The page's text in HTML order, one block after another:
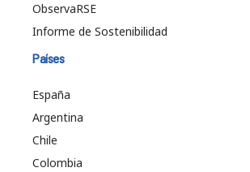
ObservaRSE
Informe de Sostenibilidad
Países
España
Argentina
Chile
Colombia